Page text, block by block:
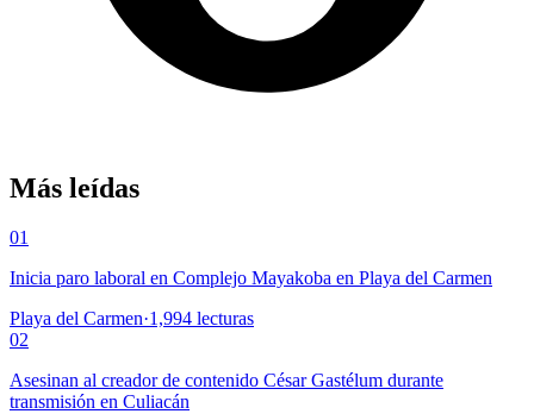
Más leídas
01
Inicia paro laboral en Complejo Mayakoba en Playa del Carmen
Playa del Carmen·1,994 lecturas
02
Asesinan al creador de contenido César Gastélum durante
transmisión en Culiacán